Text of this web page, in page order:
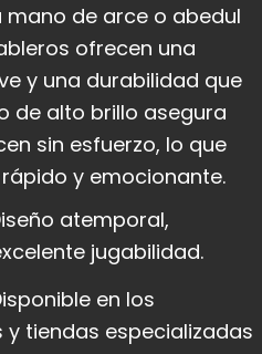
mano de arce o abedul
ofrecen una
y una durabilidad que
de alto brillo asegura
sin esfuerzo, lo que
y emocionante.
atemporal,
jugabilidad.
en los
tiendas especializadas